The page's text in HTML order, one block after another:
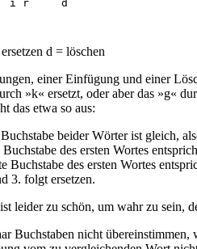
d = löschen
einer Einfügung und einer
»k« ersetzt, oder aber das »g«
das etwa so aus:
beider Wörter ist gleich,
des ersten Wortes
Buchstabe des ersten Wortes
3. folgt ersetzen.
leider zu schön, um wahr zu sein,
Buchstaben nicht